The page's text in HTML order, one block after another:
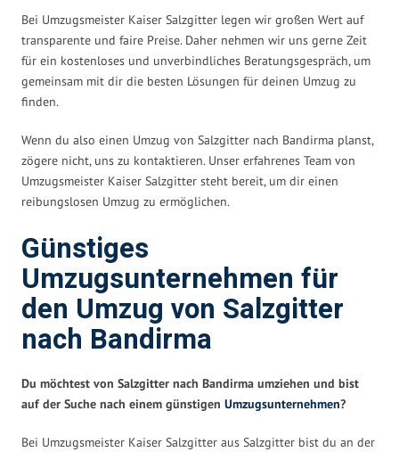
Bei Umzugsmeister Kaiser Salzgitter legen wir großen Wert auf
transparente und faire Preise. Daher nehmen wir uns gerne Zeit
für ein kostenloses und unverbindliches Beratungsgespräch, um
gemeinsam mit dir die besten Lösungen für deinen Umzug zu
finden.
Wenn du also einen Umzug von Salzgitter nach Bandirma planst,
zögere nicht, uns zu kontaktieren. Unser erfahrenes Team von
Umzugsmeister Kaiser Salzgitter steht bereit, um dir einen
reibungslosen Umzug zu ermöglichen.
Günstiges
Umzugsunternehmen für
den Umzug von Salzgitter
nach Bandirma
Du möchtest von Salzgitter nach Bandirma umziehen und bist
auf der Suche nach einem günstigen Umzugsunternehmen?
Bei Umzugsmeister Kaiser Salzgitter aus Salzgitter bist du an der